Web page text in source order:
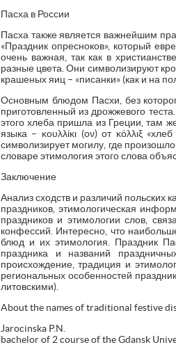
Пасха в России
Пасха также является важнейшим
«Праздник опресноков», который
очень важная, так как в
разные цвета. Они символизируют
крашеных яиц – «писанки» (как и на
Основным блюдом Пасхи, без
приготовленный из дрожжевого
этого хлеба пришла из Греции, там
языка – κουλλίκι (ον) от κόλλιξ
символизирует могилу, где
словаре этимология этого слова
Заключение
Анализ сходств и различий польских
праздников, этимологическая
праздников и этимологии слов,
конфессий. Интересно, что
блюд и их этимология. Праздник
праздника и названий
происхождение, традиция и
региональных особенностей
литовскими).
About the names of traditional festive
Jarocinska P.N.
bachelor of 2 course of the Gdansk